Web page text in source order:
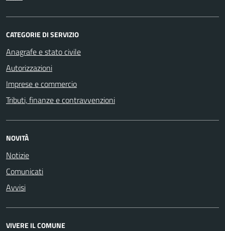
CATEGORIE DI SERVIZIO
Anagrafe e stato civile
Autorizzazioni
Imprese e commercio
Tributi, finanze e contravvenzioni
NOVITÀ
Notizie
Comunicati
Avvisi
VIVERE IL COMUNE